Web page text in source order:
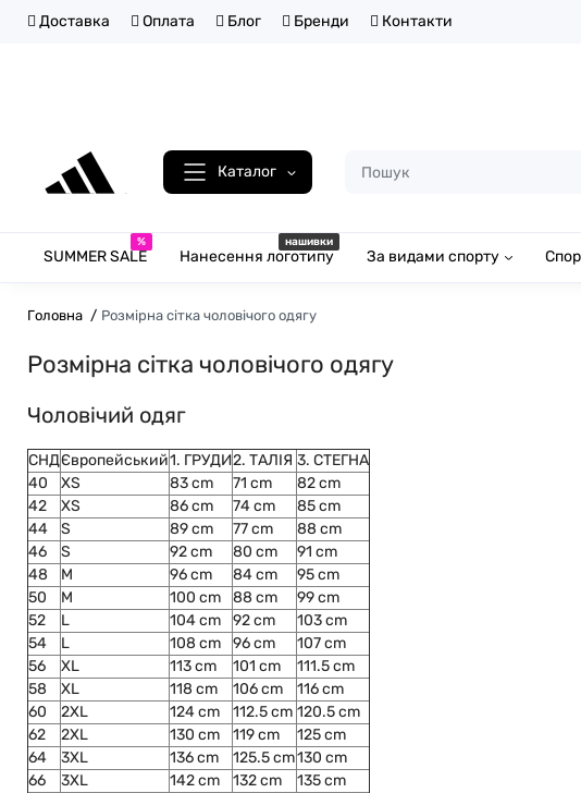
Доставка Оплата Блог Бренди Контакти
Каталог
%
SUMMER SALE
нашивки
Нанесення логотипу За видами спорту
Головна Розмірна сітка чоловічого одягу
Розмірна сітка чоловічого одягу
Чоловічий одяг
СНДЄвропейський1. ГРУДИ2. ТАЛІЯ 3. СТЕГНА
40
XS 83 cm 71 cm
82 cm
42
XS 86 cm 74 cm
85 cm
44
S 89 cm 77 cm
88 cm
46
S 92 cm 80 cm
91 cm
48
M 96 cm 84 cm
95 cm
50
M 100 cm 88 cm
99 cm
52
L 104 cm 92 cm
103 cm
54
L 108 cm 96 cm
107 cm
56
XL 113 cm 101 cm
111.5 cm
58
XL 118 cm 106 cm
116 cm
60
2XL 124 cm 112.5 cm 120.5 cm
62
2XL 130 cm 119 cm
125 cm
64
3XL 136 cm 125.5 cm130 cm
66
3XL 142 cm 132 cm
135 cm